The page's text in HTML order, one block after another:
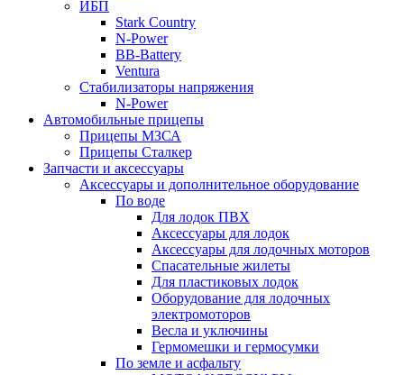
ИБП
Stark Country
N-Power
BB-Battery
Ventura
Стабилизаторы напряжения
N-Power
Автомобильные прицепы
Прицепы МЗСА
Прицепы Сталкер
Запчасти и аксессуары
Аксессуары и дополнительное оборудование
По воде
Для лодок ПВХ
Аксессуары для лодок
Аксессуары для лодочных моторов
Спасательные жилеты
Для пластиковых лодок
Оборудование для лодочных
электромоторов
Весла и уключины
Гермомешки и гермосумки
По земле и асфальту